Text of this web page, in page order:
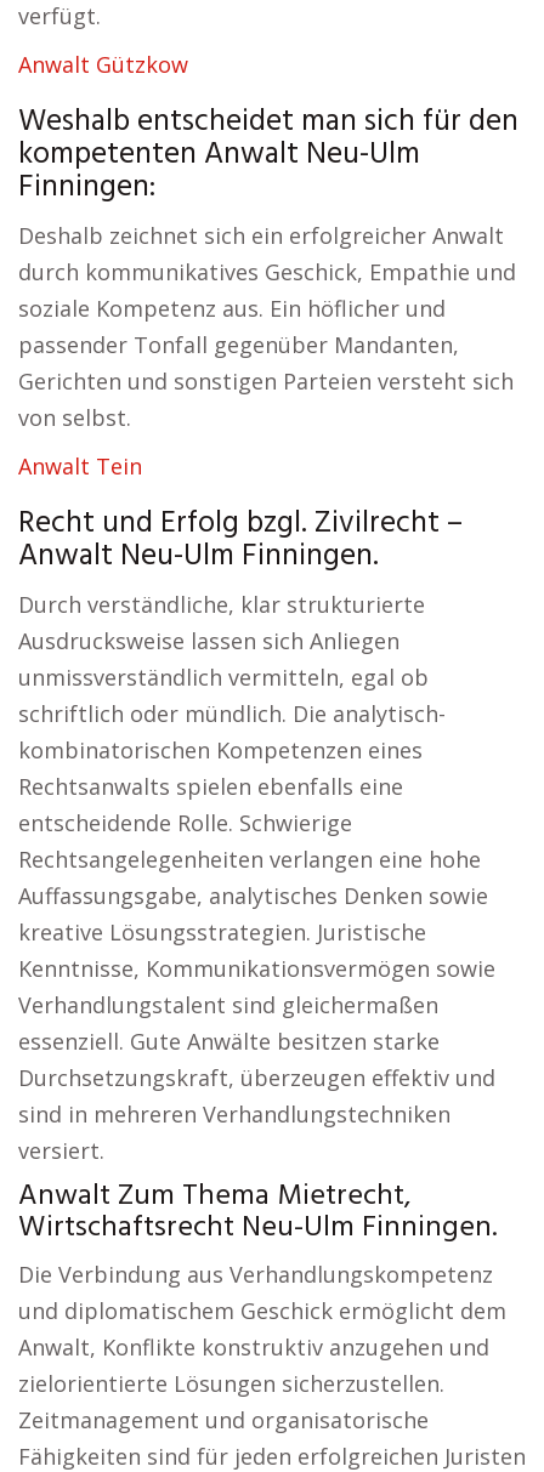
verfügt.
Anwalt Gützkow
Weshalb entscheidet man sich für den
kompetenten Anwalt Neu-Ulm
Finningen:
Deshalb zeichnet sich ein erfolgreicher Anwalt
durch kommunikatives Geschick, Empathie und
soziale Kompetenz aus. Ein höflicher und
passender Tonfall gegenüber Mandanten,
Gerichten und sonstigen Parteien versteht sich
von selbst.
Anwalt Tein
Recht und Erfolg bzgl. Zivilrecht –
Anwalt Neu-Ulm Finningen.
Durch verständliche, klar strukturierte
Ausdrucksweise lassen sich Anliegen
unmissverständlich vermitteln, egal ob
schriftlich oder mündlich. Die analytisch-
kombinatorischen Kompetenzen eines
Rechtsanwalts spielen ebenfalls eine
entscheidende Rolle. Schwierige
Rechtsangelegenheiten verlangen eine hohe
Auffassungsgabe, analytisches Denken sowie
kreative Lösungsstrategien. Juristische
Kenntnisse, Kommunikationsvermögen sowie
Verhandlungstalent sind gleichermaßen
essenziell. Gute Anwälte besitzen starke
Durchsetzungskraft, überzeugen effektiv und
sind in mehreren Verhandlungstechniken
versiert.
Anwalt Zum Thema Mietrecht,
Wirtschaftsrecht Neu-Ulm Finningen.
Die Verbindung aus Verhandlungskompetenz
und diplomatischem Geschick ermöglicht dem
Anwalt, Konflikte konstruktiv anzugehen und
zielorientierte Lösungen sicherzustellen.
Zeitmanagement und organisatorische
Fähigkeiten sind für jeden erfolgreichen Juristen